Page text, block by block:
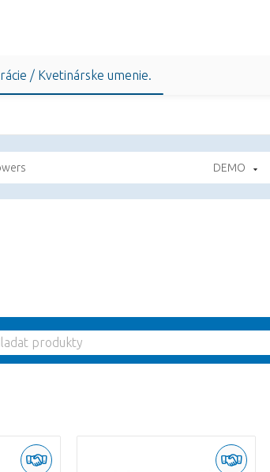
/ Kvetinárske umenie.
DEMO